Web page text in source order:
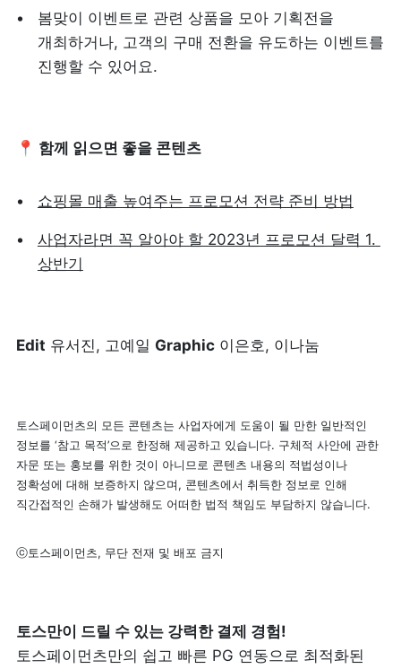
봄맞이 이벤트로 관련 상품을 모아 기획전을
개최하거나, 고객의 구매 전환을 유도하는 이벤트를
진행할 수 있어요.
📍 함께 읽으면 좋을 콘텐츠
쇼핑몰 매출 높여주는 프로모션 전략 준비 방법
사업자라면 꼭 알아야 할 2023년 프로모션 달력 1.
상반기
Edit 유서진, 고예일 Graphic 이은호, 이나눔
토스페이먼츠의 모든 콘텐츠는 사업자에게 도움이 될 만한 일반적인
정보를 ‘참고 목적’으로 한정해 제공하고 있습니다. 구체적 사안에 관한
자문 또는 홍보를 위한 것이 아니므로 콘텐츠 내용의 적법성이나
정확성에 대해 보증하지 않으며, 콘텐츠에서 취득한 정보로 인해
직간접적인 손해가 발생해도 어떠한 법적 책임도 부담하지 않습니다.
ⓒ토스페이먼츠, 무단 전재 및 배포 금지
토스페이먼츠만의 쉽고 빠른 PG 연동으로 최적화된